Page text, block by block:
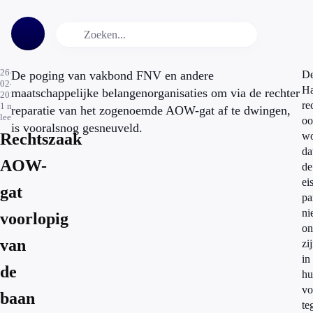
26-
02-
2014
1 min.
leestijd
Rechtszaak
AOW-
gat
voorlopig
van
de
baan
De poging van vakbond FNV en andere
maatschappelijke belangenorganisaties om via de rechter
reparatie van het zogenoemde AOW-gat af te dwingen,
is vooralsnog gesneuveld.
de
in